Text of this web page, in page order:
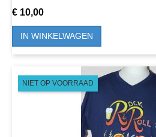
Prijs
€ 10,00
IN WINKELWAGEN
NIET OP VOORRAAD